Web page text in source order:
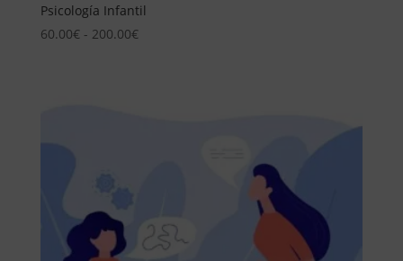
Psicología Infantil
60.00€ - 200.00€Rango